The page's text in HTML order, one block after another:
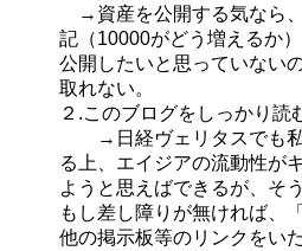
→資産を公開する気なら
記（10000がどう増えるか
公開したいと思っていない
取れない。
２.このブログをしっかり読
→日経ヴェリタスでも私
る上、エイジアの流動性が
ようと思えばできるが、そ
もし差し障りが無ければ、
他の掲示板等のリンクをい